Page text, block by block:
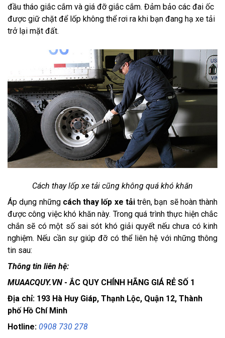
đầu tháo giắc cắm và giá đỡ giắc cắm. Đảm bảo các đai ốc
được giữ chặt để lốp không thể rơi ra khi bạn đang hạ xe tải
trở lại mặt đất.
Cách thay lốp xe tải cũng không quá khó khăn
Áp dụng những cách thay lốp xe tải trên, bạn sẽ hoàn thành
được công việc khó khăn này. Trong quá trình thực hiện chắc
chắn sẽ có một số sai sót khó giải quyết nếu chưa có kinh
nghiệm. Nếu cần sự giúp đỡ có thể liên hệ với những thông
tin sau:
Thông tin liên hệ:
MUAACQUY.VN - ẮC QUY CHÍNH HÃNG GIÁ RẺ SỐ 1
Địa chỉ: 193 Hà Huy Giáp, Thạnh Lộc, Quận 12, Thành
phố Hồ Chí Minh
Hotline: 0908 730 278